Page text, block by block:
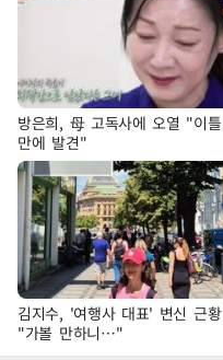
방은희, 母 고독사에 오열 "이틀
만에 발견"
김지수, '여행사 대표' 변신 근황
"가볼 만하니…"